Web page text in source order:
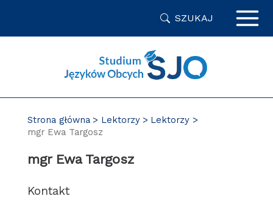
SZUKAJ
Strona główna Lektorzy
Lektorzy
mgr Ewa Targosz
mgr Ewa Targosz
Kontakt